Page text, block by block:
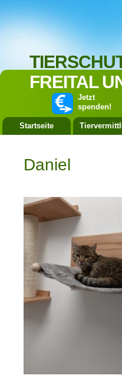
FREITAL
Jetzt
spenden!
Startseite
Daniel